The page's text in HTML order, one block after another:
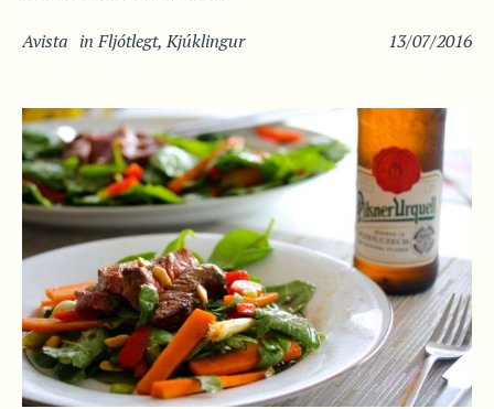
13/07/2016
Avista inFljótlegt,Kjúklingur